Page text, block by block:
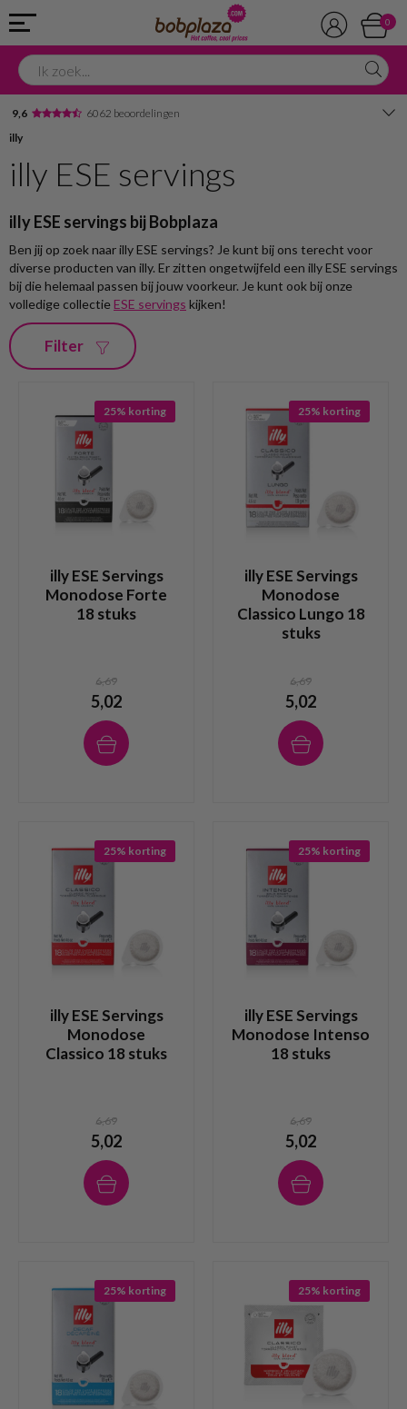
0
9,6 6062 beoordelingen
Advies in onze winkel
illy
illy ESE servings
illy ESE servings bij Bobplaza
Ben jij op zoek naar illy ESE servings? Je kunt bij ons terecht voor
diverse producten van illy. Er zitten ongetwijfeld een illy ESE servings
bij die helemaal passen bij jouw voorkeur. Je kunt ook bij onze
volledige collectie ESE servings kijken!
Filter
25% korting
illy ESE Servings
Monodose Forte
18 stuks
6,69
5,02
25% korting
illy ESE Servings
Monodose
Classico Lungo 18
stuks
6,69
5,02
25% korting
illy ESE Servings
Monodose
Classico 18 stuks
6,69
5,02
25% korting
illy ESE Servings
Monodose Intenso
18 stuks
6,69
5,02
25% korting 25% korting